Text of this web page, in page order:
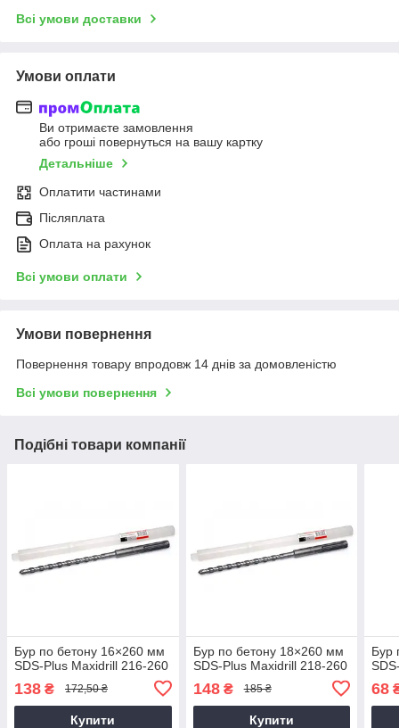
Всі умови доставки
Умови оплати
Ви отримаєте замовлення
або гроші повернуться на вашу картку
Детальніше
Оплатити частинами
Післяплата
Оплата на рахунок
Всі умови оплати
Умови повернення
Повернення товару впродовж 14 днів за домовленістю
Всі умови повернення
Подібні товари компанії
Бур по бетону 16×260 мм
SDS-Plus Maxidrill 216-260
138 ₴ 172,50 ₴
Купити
Бур по бетону 18×260 мм
SDS-Plus Maxidrill 218-260
148₴ 185 ₴
Купити
Бур
68